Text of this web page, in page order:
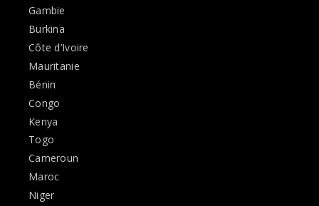
Gambie
Burkina
Côte d’Ivoire
Mauritanie
Bénin
Congo
Kenya
Togo
Cameroun
Maroc
Niger